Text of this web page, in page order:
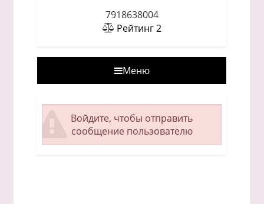
7918638004
Рейтинг2
Меню
Войдите, чтобы отправить
сообщение пользователю